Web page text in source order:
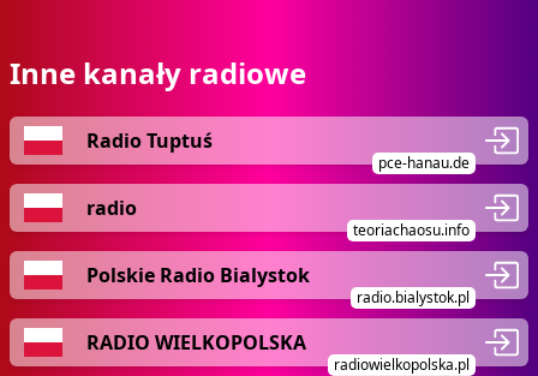
Inne kanały radiowe
Radio Tuptuś
pce-hanau.de
radio
teoriachaosu.info
Polskie Radio Bialystok
radio.bialystok.pl
RADIO WIELKOPOLSKA
radiowielkopolska.pl